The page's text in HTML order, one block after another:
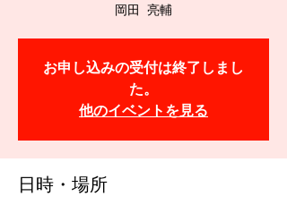
岡田 亮輔
お申し込みの受付は終了しまし
た。
他のイベントを見る
日時・場所